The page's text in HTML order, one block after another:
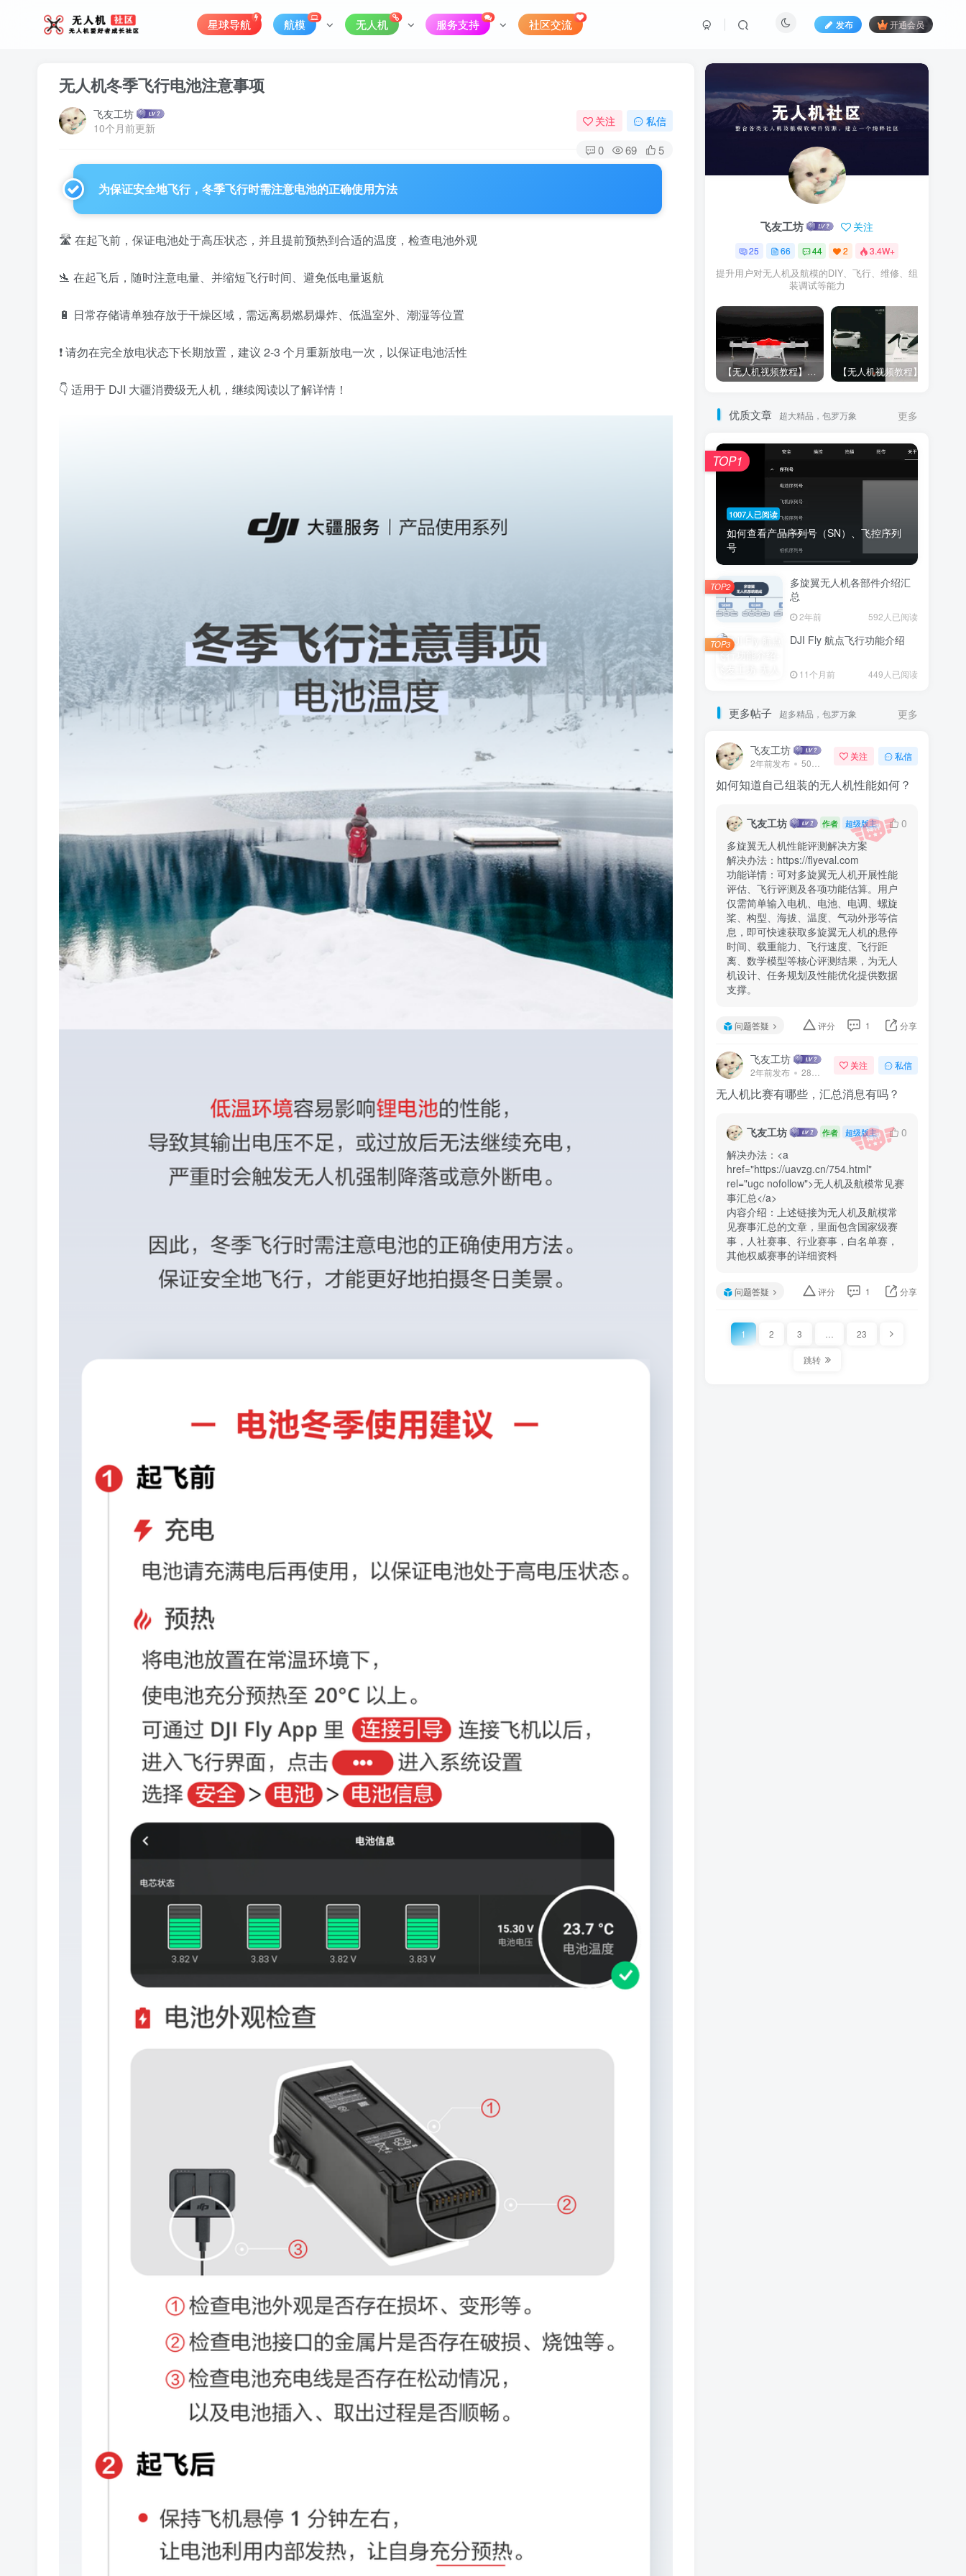
星球导航 航模 无人机 服务支持 社区交流 发布 开通会员
无人机冬季飞行电池注意事项
飞友工坊
10个月前更新
关注 私信
0 69 5
为保证安全地飞行，冬季飞行时需注意电池的正确使用方法
🛣️ 在起飞前，保证电池处于高压状态，并且提前预热到合适的温度，检查电池外观
🛬️ 在起飞后，随时注意电量、并缩短飞行时间、避免低电量返航
🔋 日常存储请单独存放于干燥区域，需远离易燃易爆炸、低温室外、潮湿等位置
❗ ️请勿在完全放电状态下长期放置，建议 2-3 个月重新放电一次，以保证电池活性
👇 适用于 DJI 大疆消费级无人机，继续阅读以了解详情！
飞友工坊 关注
25 66 44 2 3.4W+
提升用户对无人机及航模的DIY、飞行、维修、组
装调试等能力
【无人机视频教程】Pixhawk飞控外接模块使用操作
优质文章 超大精品，包罗万象 更多
1007人已阅读
如何查看产品序列号（SN）、飞控序列
号
TOP1
多旋翼无人机各部件介绍汇
总
2年前 592人已阅读
TOP2
DJI Fly 航点飞行功能介绍
11个月前 449人已阅读
TOP3
更多帖子 超多精品，包罗万象 更多
飞友工坊
2年前发布 50次阅读
关注 私信
如何知道自己组装的无人机性能如何？
飞友工坊 作者 超级版主
0
多旋翼无人机性能评测解决方案
解决办法：https://flyeval.com
功能详情：可对多旋翼无人机开展性能
评估、飞行评测及各项功能估算。用户
仅需简单输入电机、电池、电调、螺旋
桨、构型、海拔、温度、气动外形等信
息，即可快速获取多旋翼无人机的悬停
时间、载重能力、飞行速度、飞行距
离、数学模型等核心评测结果，为无人
机设计、任务规划及性能优化提供数据
支撑。
问题答疑 评分 1 分享
飞友工坊
2年前发布 28次阅读
关注 私信
无人机比赛有哪些，汇总消息有吗？
飞友工坊 作者 超级版主
0
解决办法：<a
href="https://uavzg.cn/754.html"
rel="ugc nofollow">无人机及航模常见赛
事汇总</a>
内容介绍：上述链接为无人机及航模常
见赛事汇总的文章，里面包含国家级赛
事，人社赛事、行业赛事，白名单赛，
其他权威赛事的详细资料
问题答疑 评分 1 分享
1 2 3 23
跳转